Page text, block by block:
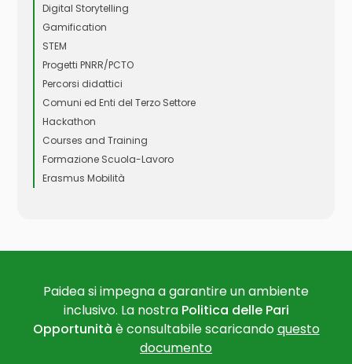
Digital Storytelling
Gamification
STEM
Progetti PNRR/PCTO
Percorsi didattici
Comuni ed Enti del Terzo Settore
Hackathon
Courses and Training
Formazione Scuola-Lavoro
Erasmus Mobilità
Paidea si impegna a garantire un ambiente
inclusivo. La nostra Politica delle Pari
Opportunità è consultabile scaricandoquesto
documento